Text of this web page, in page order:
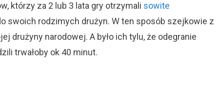
którzy za 2 lub 3 lata gry otrzymali sowite
swoich rodzimych drużyn. W ten sposób szejkowie z
drużyny narodowej. A było ich tylu, że odegranie
trwałoby ok 40 minut.